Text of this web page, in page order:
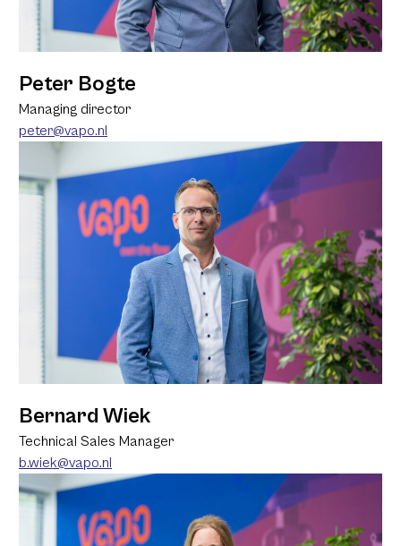
Peter Bogte
Managing director
peter@vapo.nl
Bernard Wiek
Technical Sales Manager
b.wiek@vapo.nl